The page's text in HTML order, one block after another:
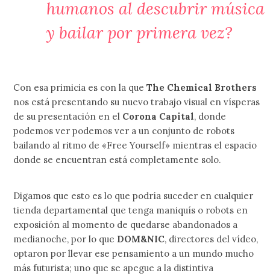
humanos al descubrir música
y bailar por primera vez?
Con esa primicia es con la queThe Chemical Brothers
nos está presentando su nuevo trabajo visual en vísperas
de su presentación en el Corona Capital, donde
podemos ver podemos ver a un conjunto de robots
bailando al ritmo de «Free Yourself» mientras el espacio
donde se encuentran está completamente solo.
Digamos que esto es lo que podría suceder en cualquier
tienda departamental que tenga maniquís o robots en
exposición al momento de quedarse abandonados a
medianoche, por lo que DOM&NIC, directores del vídeo,
optaron por llevar ese pensamiento a un mundo mucho
más futurista; uno que se apegue a la distintiva